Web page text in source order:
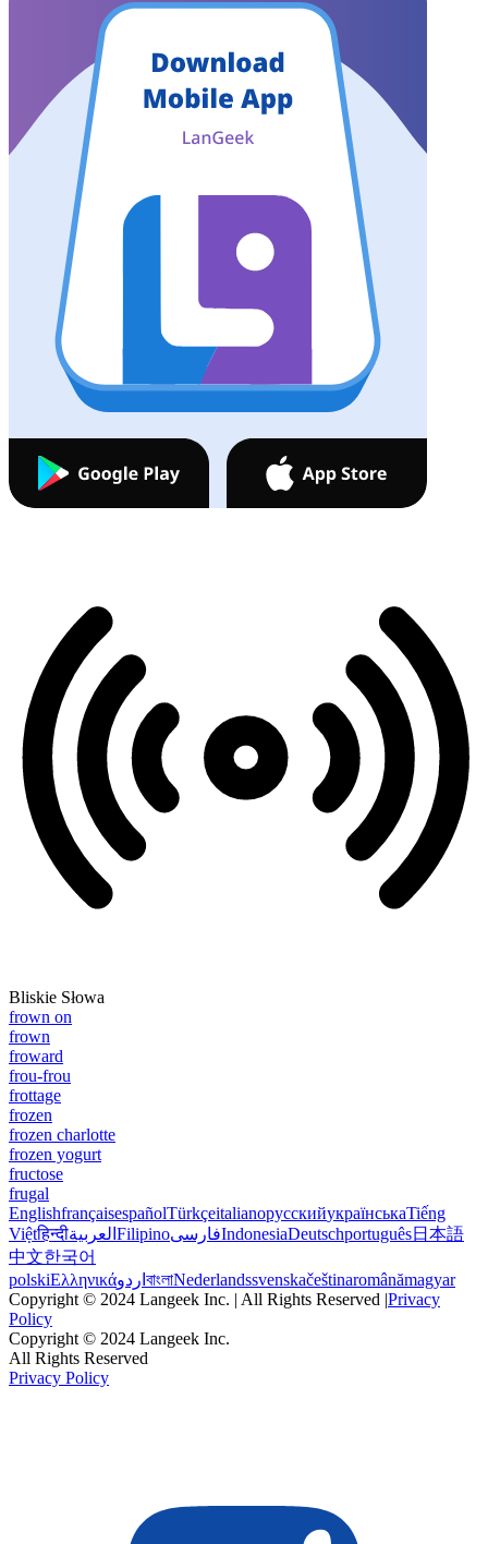
Bliskie Słowa
frown on
frown
froward
frou-frou
frottage
frozen
frozen charlotte
frozen yogurt
fructose
frugal
EnglishfrançaisespañolTürkçeitalianoрусскийукраїнськаTiếng
Việtहिन्दीالعربية FilipinoفارسیIndonesiaDeutschportuguês日本語
中文한국어
polskiΕλληνικάاردو বাংলাNederlandssvenskačeštinaromânămagyar
Copyright © 2024 Langeek Inc. | All Rights Reserved |Privacy
Policy
Copyright © 2024 Langeek Inc.
All Rights Reserved
Privacy Policy